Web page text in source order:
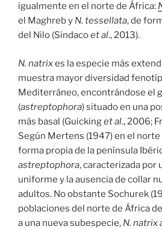
igualmente en el norte de África:
el Maghreb y N. tessellata, de
del Nilo (Sindacoet al., 2013).
N. natrixes la especie más
muestra mayor diversidad
Mediterráneo, encontrándose el
(astreptophora) situado en una
más basal (Guickinget al., 2006;
Según Mertens (1947) en el
forma propia de la península
astreptophora, caracterizada por
uniforme y la ausencia de collar
adultos. No obstante Sochurek
poblaciones del norte de África
a una nueva subespecie, N. natrix